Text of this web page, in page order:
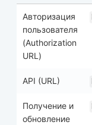
Авторизация
пользователя
(Authorization
URL)
API (URL)
Получение и
обновление